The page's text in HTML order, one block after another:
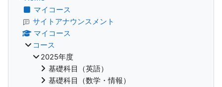
マイコース
サイトアナウンスメント
マイコース
コース
2025年度
基礎科目（英語）
基礎科目（数学・情報）